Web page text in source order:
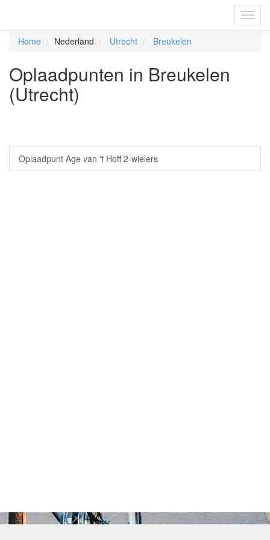
Home Nederland Utrecht Breukelen
Oplaadpunten in Breukelen
(Utrecht)
Oplaadpunt Age van 't Hoff 2-wielers